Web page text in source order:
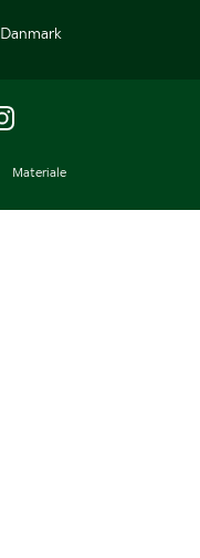
Danmark
Materiale